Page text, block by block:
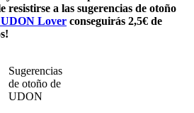
resistirse a las sugerencias de otoño
UDON Lover conseguirás 2,5€ de
Sugerencias
de otoño de
UDON